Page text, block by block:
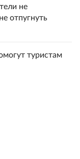
не
отпугнуть
туристам